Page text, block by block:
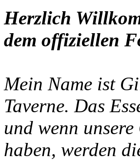
Herzlich
dem offiziellen
Mein Name ist
Taverne. Das
und wenn
haben, werden